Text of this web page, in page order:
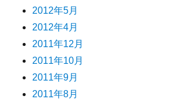
2012年5月
2012年4月
2011年12月
2011年10月
2011年9月
2011年8月